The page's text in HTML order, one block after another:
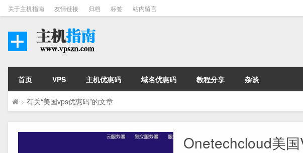
关于主机指南 友情链接 归档 标签 站内留言
首页 VPS 主机优惠码 域名优惠码 教程分享 杂谈
> 有关“美国vps优惠码”的文章
Onetechcloud美